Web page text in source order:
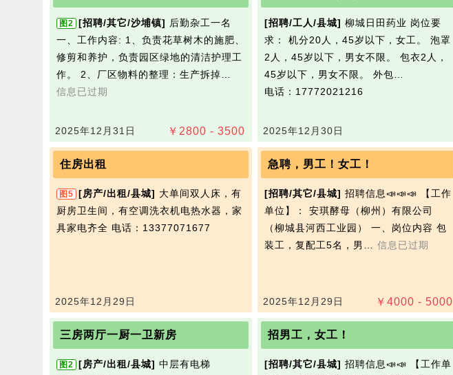
图2 [招聘/其它/沙埔镇] 后勤杂工一名
一、工作内容: 1、负责花草树木的施肥、
修剪和养护，负责园区绿地的清洁护理工
作。 2、厂区物料的整理：生产拆掉…
信息已过期
￥ 2800 - 3500
2025年12月31日
[招聘/工人/县城] 柳城日田药业 岗位要
求： 机分20人，45岁以下，女工。 泡罩
2人，45岁以下，男女不限。 包衣2人，
45岁以下，男女不限。 外包…
电话：17772021216
2025年12月30日
住房出租
图5 [房产/出租/县城] 大单间双人床，有
厨房卫生间，有空调洗衣机电热水器，家
具家电齐全 电话：13377071677
2025年12月29日
急聘，男工！女工！
[招聘/其它/县城] 招聘信息📣📣📣 【工作
单位】： 安琪‭酵母（柳州）有限公司
（柳城县河西工业园） 一、岗位内容 包
装工，复配工5名，男… 信息已过期
￥ 4000 - 5000
2025年12月29日
三房两厅一厨一卫新房
图2 [房产/出租/县城] 中层有电梯
招男工，女工！
[招聘/其它/县城] 招聘信息📣📣 【工作单